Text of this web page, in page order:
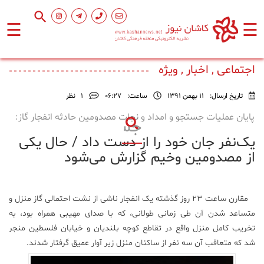
☰ ☰
اصلی
فرهنگ
و
هنر
ورزشی
محیط
زیست
اجتماعی , اخبار , ویژه
تاریخ ارسال: 11 بهمن 1391 ساعت: ۰۶:۲۷ 1 نظر
پایان عملیات جستجو و امداد و نجات مصدومین حادثه انفجار گاز:
یک‌نفر جان خود را از دست داد / حال یکی
از مصدومین وخیم گزارش می‌شود
مقارن ساعت ۲۳ روز گذشته یک انفجار ناشی از نشت احتمالی گاز منزل و
متساعد شدن آن طی زمانی طولانی، که با صدای مهیبی همراه بود، به
تخریب کامل منزل واقع در تقاطع کوچه بلندیان و خیابان فلسطین منجر
شد که متعاقب آن سه نفر از ساکنان منزل زیر آوار عمیق گرفتار شدند.